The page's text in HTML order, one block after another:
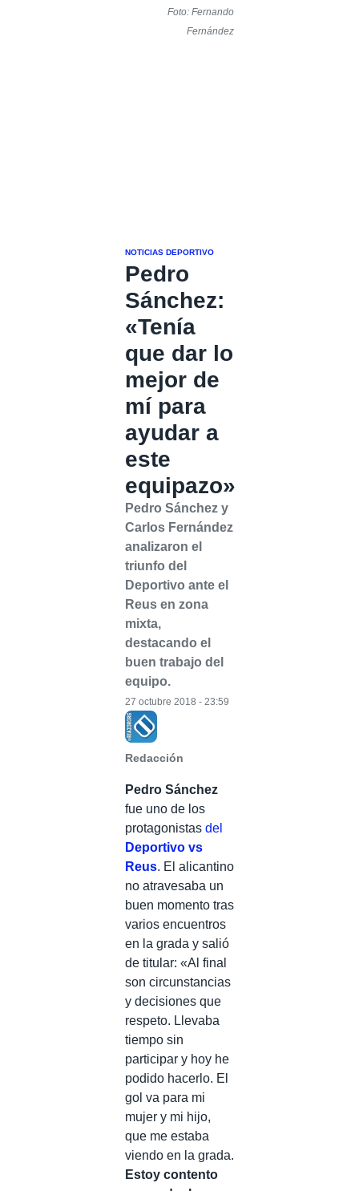
Foto: Fernando
Fernández
NOTICIAS DEPORTIVO
Pedro
Sánchez:
«Tenía
que dar lo
mejor de
mí para
ayudar a
este
equipazo»
Pedro Sánchez y
Carlos Fernández
analizaron el
triunfo del
Deportivo ante el
Reus en zona
mixta,
destacando el
buen trabajo del
equipo.
Redacción
27 octubre 2018 - 23:59
Pedro Sánchez
fue uno de los
protagonistas del
Deportivo vs
Reus. El alicantino
no atravesaba un
buen momento tras
varios encuentros
en la grada y salió
de titular: «Al final
son circunstancias
y decisiones que
respeto. Llevaba
tiempo sin
participar y hoy he
podido hacerlo. El
gol va para mi
mujer y mi hijo,
que me estaba
viendo en la grada.
Estoy contento